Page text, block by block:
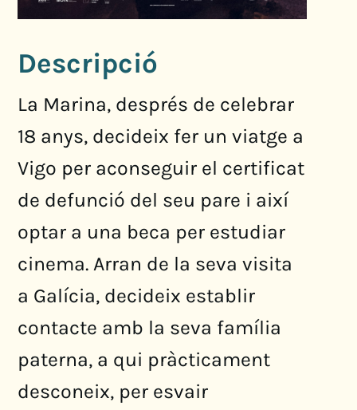
Descripció
La Marina, després de celebrar
18 anys, decideix fer un viatge a
Vigo per aconseguir el certificat
de defunció del seu pare i així
optar a una beca per estudiar
cinema. Arran de la seva visita
a Galícia, decideix establir
contacte amb la seva família
paterna, a qui pràcticament
desconeix, per esvair